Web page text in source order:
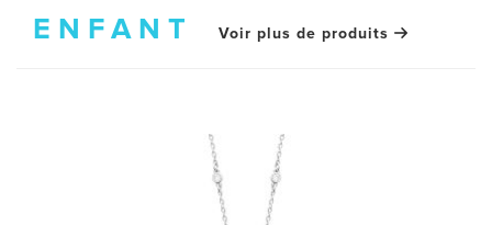
ENFANT Voir plus de produits